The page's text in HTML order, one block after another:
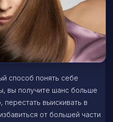
способ понять себе
вы получите шанс больше
перестать выискивать в
от большей части